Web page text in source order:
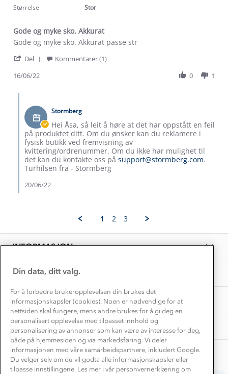
rating
Størrelse Stor
Gode og myke sko. Akkurat
Review
Siv
on
Jun
review
Gode
myke
Akkurat
Gode og myke sko. Akkurat passe str
Del
on
16
Jun
2022
Kommentarer (1)
16/06/22
0 1
Butikkeier
on
Review
by
Siv
N.
on
Jun
2022
Stormberg
Hei Åsa, så leit å høre at det har oppstått en feil
på produktet ditt. Om du ønsker kan du reklamere i
fysisk butikk ved fremvisning av
kvittering/ordrenummer. Om du ikke har mulighet til
det kan du kontakte oss på support@stormberg.com.
Turhilsen fra - Stormberg
20/06/22
1 2 3
INFORMASJON
Kundeservice
Kontakt oss
Konkurransevinnere
Våre butikker
Bedrift, barnehage og SFO
Presse
OM OSS
Om Stormberg
Verdigrunnlag
Etisk handel
Dyreetikk
1% til samfunnet
Inkludering
Samarbeide med oss?
TIPS OG RÅD
Trelagsprinsippet barn
Alt du trenger til Norgesferien
Dette trenger du til barnehagen
Gravidklær
Hvordan velge riktig turtøy?
Store størrelser
Turmat oppskrifter
Beredskap
AKTIVITETER
Norgesferie 🇳🇴
Få turinspirasjon og tips her⛰
Overnatte utendørs⛺
Leirskole 🥾
Barnehageansatt
Tips til hyttetur
Din data, ditt valg.
For å forbedre brukeropplevelsen din brukes det
informasjonskapsler (cookies). Noen er nødvendige for at
nettsiden skal fungere, mens andre brukes for å gi deg en
personalisert opplevelse med tilpasset innhold og
personalisering av annonser som kan være av interesse for deg,
både på hjemmesiden og via markedsføring. Vi deler
informasjonen med våre samarbeidspartnere, inkludert Google.
Du velger selv om du vil godta alle informasjonskapsler eller
tilpasse innstillingene. Les mer i vår personvernerklæring om